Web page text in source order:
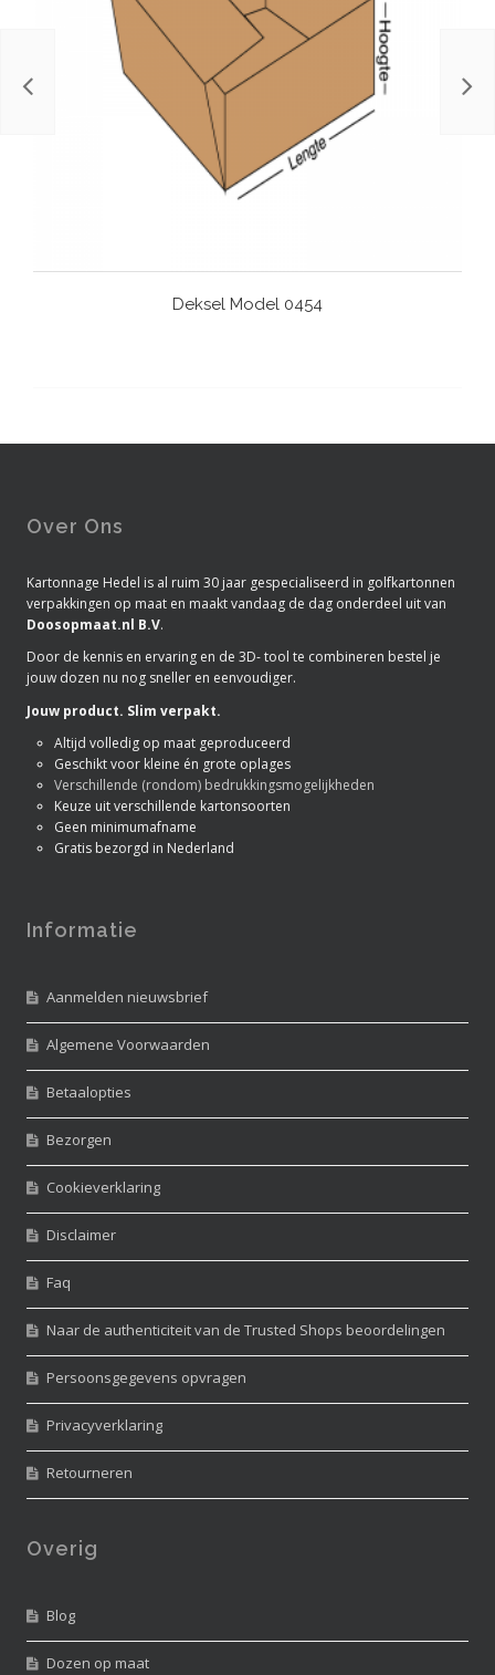
Deksel Model 0454
Over Ons
Kartonnage Hedel is al ruim 30 jaar gespecialiseerd in golfkartonnen
verpakkingen op maat en maakt vandaag de dag onderdeel uit van
Doosopmaat.nl B.V.
Door de kennis en ervaring en de 3D- tool te combineren bestel je
jouw dozen nu nog sneller en eenvoudiger.
Jouw product. Slim verpakt.
Altijd volledig op maat geproduceerd
Geschikt voor kleine én grote oplages
Verschillende (rondom) bedrukkingsmogelijkheden
Keuze uit verschillende kartonsoorten
Geen minimumafname
Gratis bezorgd in Nederland
Informatie
Aanmelden nieuwsbrief
Algemene Voorwaarden
Betaalopties
Bezorgen
Cookieverklaring
Disclaimer
Faq
Naar de authenticiteit van de Trusted Shops beoordelingen
Persoonsgegevens opvragen
Privacyverklaring
Retourneren
Overig
Blog
Dozen op maat